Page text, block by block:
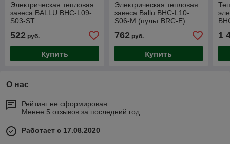
Электрическая тепловая
завеса BALLU BHC-L09-
S03-ST
522 руб.
Купить
Электрическая тепловая
завеса Ballu BHC-L10-
S06-M (пульт BRC-E)
762руб.
Купить
1
О нас
Рейтинг не сформирован
Менее 5 отзывов за последний год
Работает с 17.08.2020